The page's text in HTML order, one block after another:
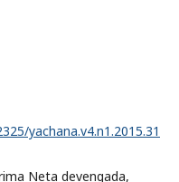
yachana.v4.n1.2015.31
Neta devengada,